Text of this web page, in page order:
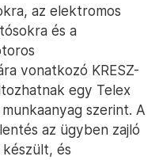
az elektromos
és a
vonatkozó KRESZ-
egy Telex
szerint. A
az ügyben zajló
és